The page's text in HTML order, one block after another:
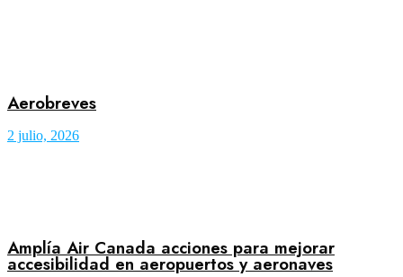
Aerobreves
2 julio, 2026
Amplía Air Canada acciones para mejorar
accesibilidad en aeropuertos y aeronaves